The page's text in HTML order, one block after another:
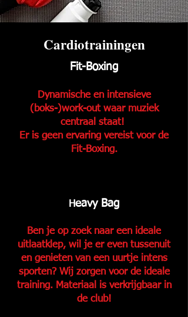
Cardiotrainingen
Fit-Boxing
Dynamische en intensieve
(boks-)work-out waar muziek
centraal staat!
Er is geen ervaring vereist voor de
Fit-Boxing.
Heavy Bag
Ben je op zoek naar een ideale
uitlaatklep, wil je er even tussenuit
en genieten van een uurtje intens
sporten? Wij zorgen voor de ideale
training. Materiaal is verkrijgbaar in
de club!